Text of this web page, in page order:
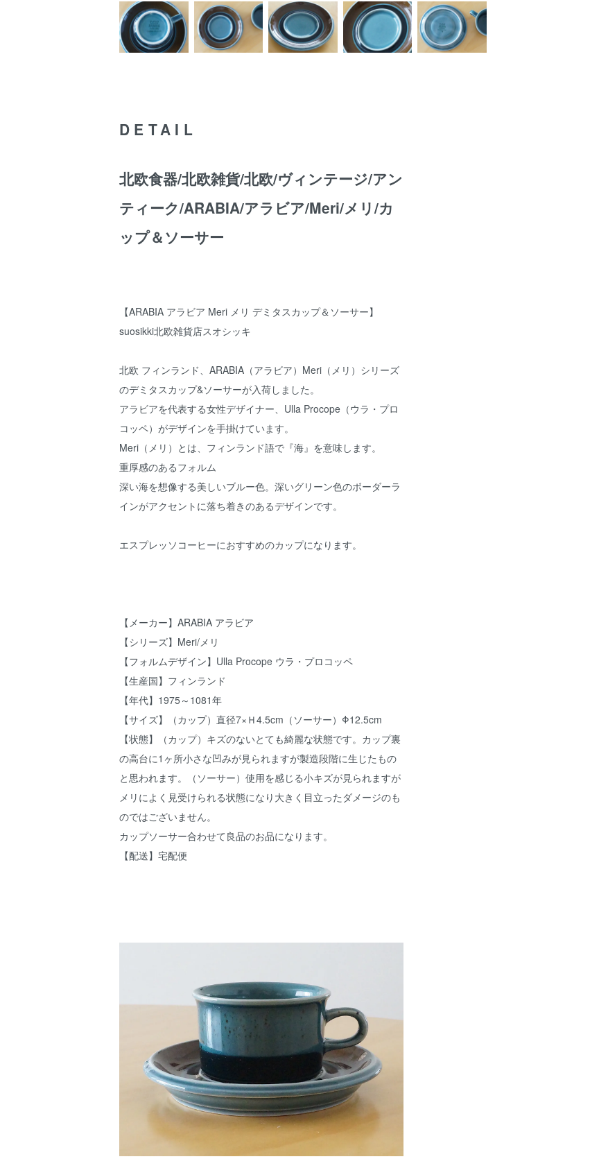
DETAIL
北欧食器/北欧雑貨/北欧/ヴィンテージ/アン
ティーク/ARABIA/アラビア/Meri/メリ/カ
ップ＆ソーサー
【ARABIA アラビア Meri メリ デミタスカップ＆ソーサー】
suosikki北欧雑貨店スオシッキ
北欧 フィンランド、ARABIA（アラビア）Meri（メリ）シリーズ
のデミタスカップ&ソーサーが入荷しました。
アラビアを代表する女性デザイナー、Ulla Procope（ウラ・プロ
コッペ）がデザインを手掛けています。
Meri（メリ）とは、フィンランド語で『海』を意味します。
重厚感のあるフォルム
深い海を想像する美しいブルー色。深いグリーン色のボーダーラ
インがアクセントに落ち着きのあるデザインです。
エスプレッソコーヒーにおすすめのカップになります。
【メーカー】ARABIA アラビア
【シリーズ】Meri/メリ
【フォルムデザイン】Ulla Procope ウラ・プロコッペ
【生産国】フィンランド
【年代】1975～1081年
【サイズ】（カップ）直径7×Ｈ4.5cm（ソーサー）Φ12.5cm
【状態】（カップ）キズのないとても綺麗な状態です。カップ裏
の高台に1ヶ所小さな凹みが見られますが製造段階に生じたもの
と思われます。（ソーサー）使用を感じる小キズが見られますが
メリによく見受けられる状態になり大きく目立ったダメージのも
のではございません。
カップソーサー合わせて良品のお品になります。
【配送】宅配便